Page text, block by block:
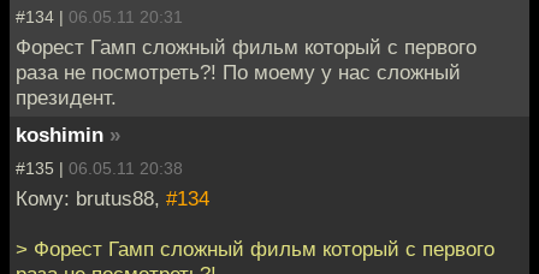
#134 | 06.05.11 20:31
Форест Гамп сложный фильм который с первого
раза не посмотреть?! По моему у нас сложный
президент.
koshimin »
#135 | 06.05.11 20:38
Кому: brutus88, #134
> Форест Гамп сложный фильм который с первого